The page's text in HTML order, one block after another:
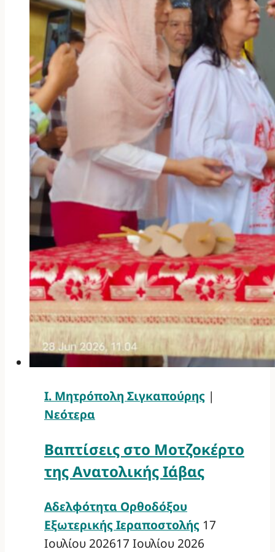
Ι. Μητρόπολη Σιγκαπούρης |
Νεότερα
Βαπτίσεις στο Μοτζοκέρτο
της Ανατολικής Ιάβας
Αδελφότητα Ορθοδόξου
Εξωτερικής Ιεραποστολής 17
Ιουλίου 202617 Ιουλίου 2026